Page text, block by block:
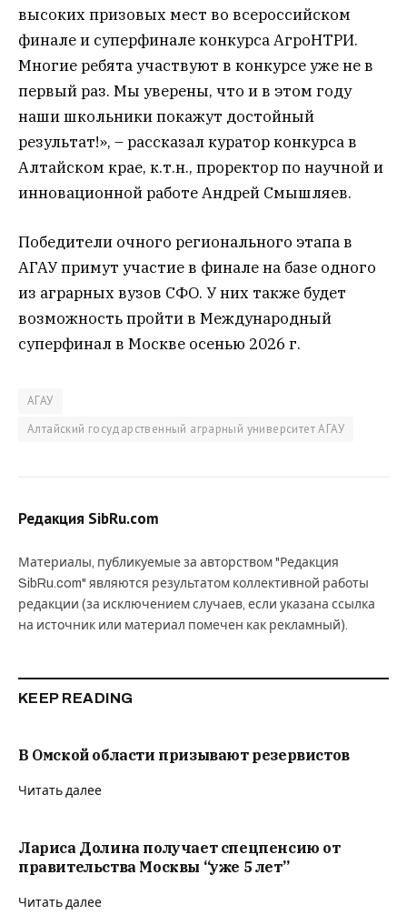
высоких призовых мест во всероссийском
финале и суперфинале конкурса АгроНТРИ.
Многие ребята участвуют в конкурсе уже не в
первый раз. Мы уверены, что и в этом году
наши школьники покажут достойный
результат!», – рассказал куратор конкурса в
Алтайском крае, к.т.н., проректор по научной и
инновационной работе Андрей Смышляев.
Победители очного регионального этапа в
АГАУ примут участие в финале на базе одного
из аграрных вузов СФО. У них также будет
возможность пройти в Международный
суперфинал в Москве осенью 2026 г.
АГАУ
Алтайский государственный аграрный университет АГАУ
Редакция SibRu.com
Материалы, публикуемые за авторством "Редакция
SibRu.com" являются результатом коллективной работы
редакции (за исключением случаев, если указана ссылка
на источник или материал помечен как рекламный).
KEEP READING
В Омской области призывают резервистов
Читать далее
Лариса Долина получает спецпенсию от
правительства Москвы “уже 5 лет”
Читать далее